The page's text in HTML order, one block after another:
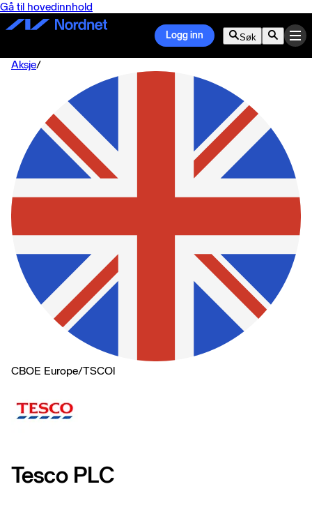
Gå til hovedinnhold
Logg inn Søk
Aksje/
CBOE Europe/TSCOl
Tesco PLC